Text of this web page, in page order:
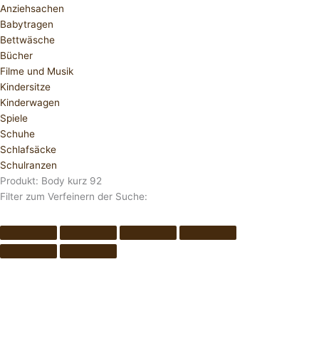
Anziehsachen
Babytragen
Bettwäsche
Bücher
Filme und Musik
Kindersitze
Kinderwagen
Spiele
Schuhe
Schlafsäcke
Schulranzen
Produkt: Body kurz 92
Filter zum Verfeinern der Suche: